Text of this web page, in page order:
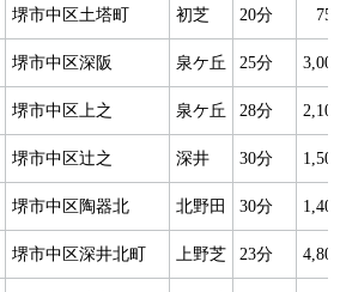
堺市中区土塔町 初芝 20分
堺市中区深阪 泉ケ丘 25分
堺市中区上之 泉ケ丘 28分
堺市中区辻之 深井 30分
堺市中区陶器北 北野田 30分
堺市中区深井北町 上野芝 23分